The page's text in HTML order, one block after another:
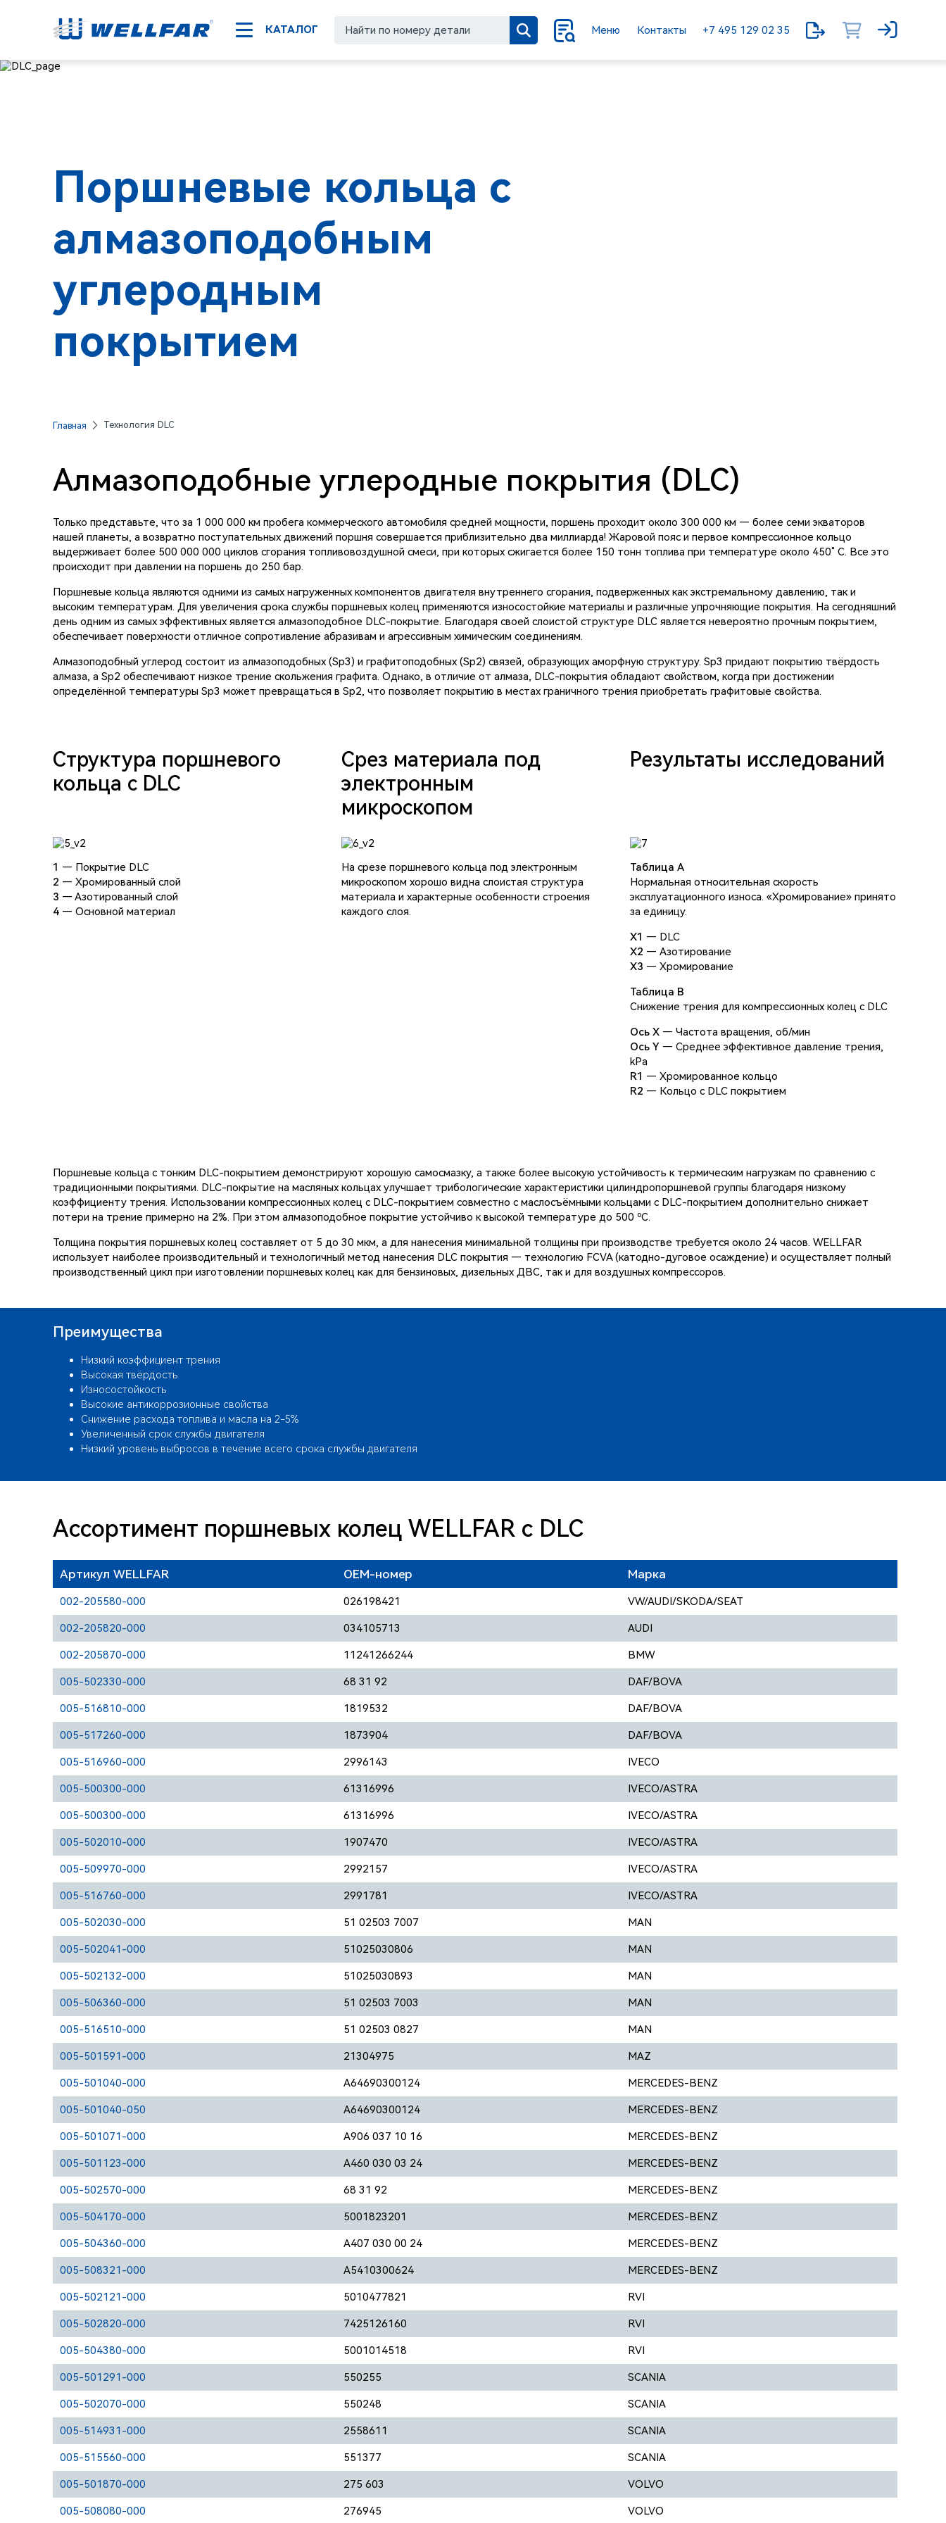
КАТАЛОГ Меню Контакты +7 495 129 02 35
Поршневые кольца с
алмазоподобным
углеродным
покрытием
Главная Технология DLC
Алмазоподобные углеродные покрытия (DLC)
Только представьте, что за 1 000 000 км пробега коммерческого автомобиля средней мощности, поршень проходит около 300 000 км — более семи экваторов
нашей планеты, а возвратно поступательных движений поршня совершается приблизительно два миллиарда! Жаровой пояс и первое компрессионное кольцо
выдерживает более 500 000 000 циклов сгорания топливовоздушной смеси, при которых сжигается более 150 тонн топлива при температуре около 450˚ С. Все это
происходит при давлении на поршень до 250 бар.
Поршневые кольца являются одними из самых нагруженных компонентов двигателя внутреннего сгорания, подверженных как экстремальному давлению, так и
высоким температурам. Для увеличения срока службы поршневых колец применяются износостойкие материалы и различные упрочняющие покрытия. На сегодняшний
день одним из самых эффективных является алмазоподобное DLC-покрытие. Благодаря своей слоистой структуре DLC является невероятно прочным покрытием,
обеспечивает поверхности отличное сопротивление абразивам и агрессивным химическим соединениям.
Алмазоподобный углерод состоит из алмазоподобных (Sp3) и графитоподобных (Sp2) связей, образующих аморфную структуру. Sp3 придают покрытию твёрдость
алмаза, а Sp2 обеспечивают низкое трение скольжения графита. Однако, в отличие от алмаза, DLC-покрытия обладают свойством, когда при достижении
определённой температуры Sp3 может превращаться в Sp2, что позволяет покрытию в местах граничного трения приобретать графитовые свойства.
Структура поршневого
кольца с DLC
1 — Покрытие DLC
2 — Хромированный слой
3 — Азотированный слой
4 — Основной материал
Срез материала под
электронным
микроскопом
На срезе поршневого кольца под электронным
микроскопом хорошо видна слоистая структура
материала и характерные особенности строения
каждого слоя.
Результаты исследований
Таблица A
Нормальная относительная скорость
эксплуатационного износа. «Хромирование» принято
за единицу.
X1 — DLC
X2 — Азотирование
X3 — Хромирование
Таблица B
Снижение трения для компрессионных колец с DLC
Ось X — Частота вращения, об/мин
Ось Y — Среднее эффективное давление трения,
kPa
R1 — Хромированное кольцо
R2 — Кольцо с DLC покрытием
Поршневые кольца с тонким DLC-покрытием демонстрируют хорошую самосмазку, а также более высокую устойчивость к термическим нагрузкам по сравнению с
традиционными покрытиями. DLC-покрытие на масляных кольцах улучшает трибологические характеристики цилиндропоршневой группы благодаря низкому
коэффициенту трения. Использовании компрессионных колец с DLC-покрытием совместно с маслосъёмными кольцами с DLC-покрытием дополнительно снижает
потери на трение примерно на 2%. При этом алмазоподобное покрытие устойчиво к высокой температуре до 500 ºC.
Толщина покрытия поршневых колец составляет от 5 до 30 мкм, а для нанесения минимальной толщины при производстве требуется около 24 часов. WELLFAR
использует наиболее производительный и технологичный метод нанесения DLC покрытия — технологию FCVA (катодно-дуговое осаждение) и осуществляет полный
производственный цикл при изготовлении поршневых колец как для бензиновых, дизельных ДВС, так и для воздушных компрессоров.
Преимущества
Низкий коэффициент трения
Высокая твёрдость
Износостойкость
Высокие антикоррозионные свойства
Снижение расхода топлива и масла на 2-5%
Увеличенный срок службы двигателя
Низкий уровень выбросов в течение всего срока службы двигателя
Ассортимент поршневых колец WELLFAR c DLC
Артикул WELLFAR OEM-номер Марка
002-205580-000 026198421 VW/AUDI/SKODA/SEAT
002-205820-000 034105713 AUDI
002-205870-000 11241266244 BMW
005-502330-000 68 31 92 DAF/BOVA
005-516810-000 1819532 DAF/BOVA
005-517260-000 1873904 DAF/BOVA
005-516960-000 2996143 IVECO
005-500300-000 61316996 IVECO/ASTRA
005-500300-000 61316996 IVECO/ASTRA
005-502010-000 1907470 IVECO/ASTRA
005-509970-000 2992157 IVECO/ASTRA
005-516760-000 2991781 IVECO/ASTRA
005-502030-000 51 02503 7007 MAN
005-502041-000 51025030806 MAN
005-502132-000 51025030893 MAN
005-506360-000 51 02503 7003 MAN
005-516510-000 51 02503 0827 MAN
005-501591-000 21304975 MAZ
005-501040-000 A64690300124 MERCEDES-BENZ
005-501040-050 A64690300124 MERCEDES-BENZ
005-501071-000 A906 037 10 16 MERCEDES-BENZ
005-501123-000 A460 030 03 24 MERCEDES-BENZ
005-502570-000 68 31 92 MERCEDES-BENZ
005-504170-000 5001823201 MERCEDES-BENZ
005-504360-000 A407 030 00 24 MERCEDES-BENZ
005-508321-000 A5410300624 MERCEDES-BENZ
005-502121-000 5010477821 RVI
005-502820-000 7425126160 RVI
005-504380-000 5001014518 RVI
005-501291-000 550255 SCANIA
005-502070-000 550248 SCANIA
005-514931-000 2558611 SCANIA
005-515560-000 551377 SCANIA
005-501870-000 275 603 VOLVO
005-508080-000 276945 VOLVO